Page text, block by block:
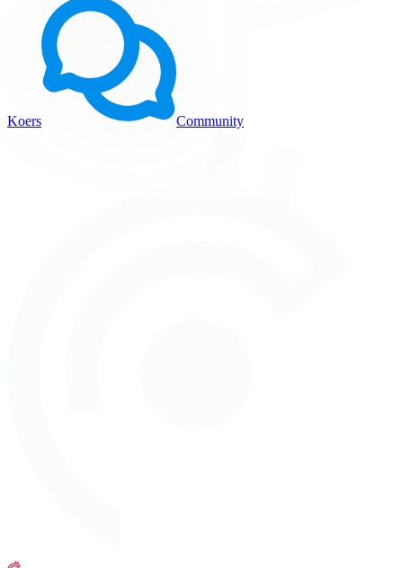
Koers Community